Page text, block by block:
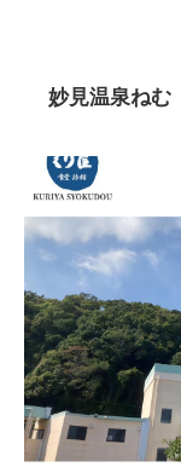
妙見温泉ねむ